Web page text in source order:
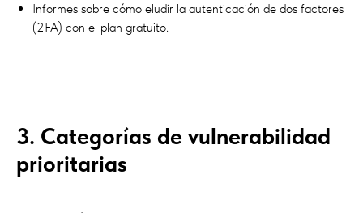
Informes sobre cómo eludir la autenticación de dos factores
(2FA) con el plan gratuito.
3. Categorías de vulnerabilidad
prioritarias